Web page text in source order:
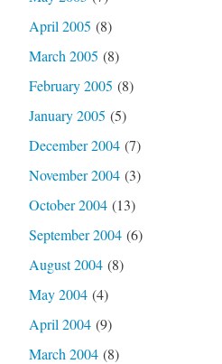
April 2005 (8)
March 2005 (8)
February 2005 (8)
January 2005 (5)
December 2004(7)
November 2004(3)
October 2004(13)
September 2004(6)
August 2004(8)
May 2004(4)
April 2004(9)
March 2004(8)